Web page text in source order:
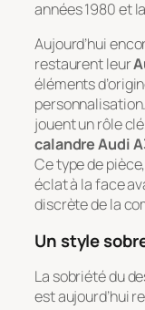
années 1980 et
Aujourd’hui
restaurent leur
éléments
jouent un rôle
calandre Audi
Ce type de
éclat à la face
discrète de la
Un style
La sobriété du
est aujourd’hui